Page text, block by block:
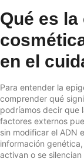
Qué es
en el
Para entender la
comprender qué
podríamos decir que
factores externos
sin modificar el ADN
información
activan o se